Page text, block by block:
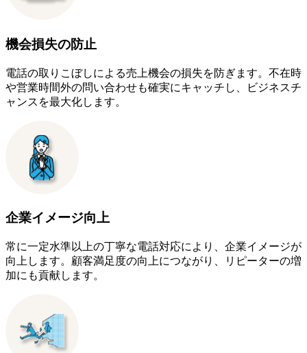
機会損失の防止
電話の取りこぼしによる売上機会の損失を防ぎます。不在時
や営業時間外の問い合わせも確実にキャッチし、ビジネスチ
ャンスを最大化します。
企業イメージ向上
常に一定水準以上の丁寧な電話対応により、企業イメージが
向上します。顧客満足度の向上につながり、リピーターの増
加にも貢献します。